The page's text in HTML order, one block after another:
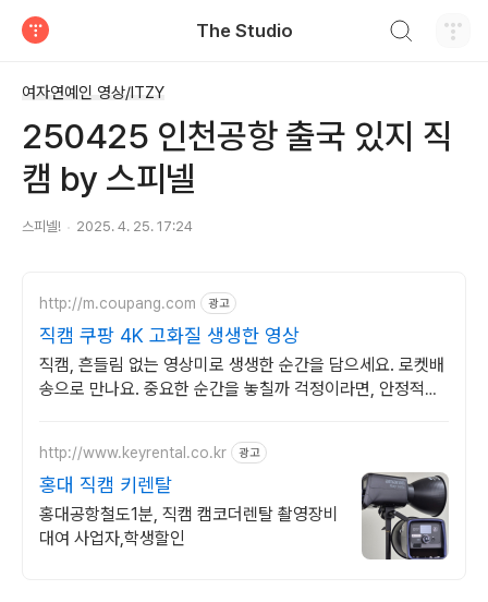
The Studio
여자연예인 영상/ITZY
250425 인천공항 출국 있지 직
캠 by 스피넬
스피넬! 2025. 4. 25. 17:24
http://m.coupang.com 광고
직캠 쿠팡 4K 고화질 생생한 영상
직캠, 흔들림 없는 영상미로 생생한 순간을 담으세요. 로켓배
송으로 만나요. 중요한 순간을 놓칠까 걱정이라면, 안정적인
http://www.keyrental.co.kr 광고
홍대 직캠 키렌탈
홍대공항철도1분, 직캠 캠코더렌탈 촬영장비
대여 사업자,학생할인